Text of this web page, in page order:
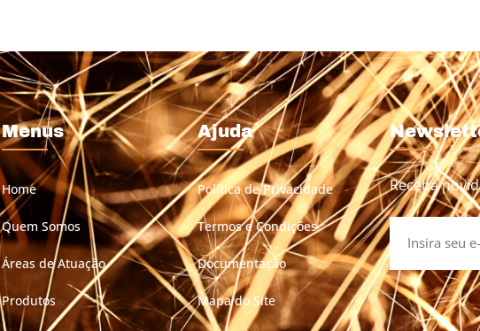
Menus
Home
Quem Somos
Áreas de Atuação
Produtos
Ajuda
Política de Privacidade
Termos e Condições
Documentação
Mapa do Site
Receba